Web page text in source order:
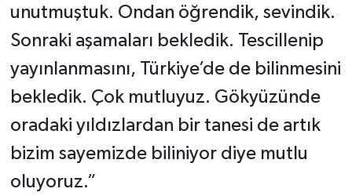
unutmuştuk. Ondan öğrendik, sevindik.
Sonraki aşamaları bekledik. Tescillenip
yayınlanmasını, Türkiye’de de bilinmesini
bekledik. Çok mutluyuz. Gökyüzünde
oradaki yıldızlardan bir tanesi de artık
bizim sayemizde biliniyor diye mutlu
oluyoruz.”